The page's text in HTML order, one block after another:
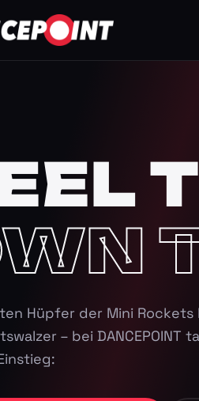
Hüpfer der Mini
– bei DANCEPOINT